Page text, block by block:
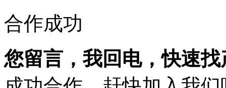
合作成功
您留言，我回电，快速找